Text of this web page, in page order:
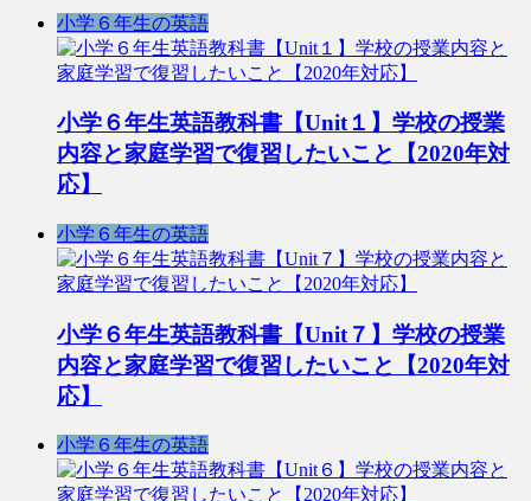
小学６年生の英語
小学６年生英語教科書【Unit１】学校の授業
内容と家庭学習で復習したいこと【2020年対
応】
小学６年生の英語
小学６年生英語教科書【Unit７】学校の授業
内容と家庭学習で復習したいこと【2020年対
応】
小学６年生の英語